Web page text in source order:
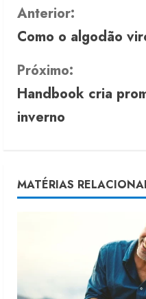
C
o
n
t
i
u
Anterior:
Como o algodão
Próximo:
Handbook cria
inverno
MATÉRIAS